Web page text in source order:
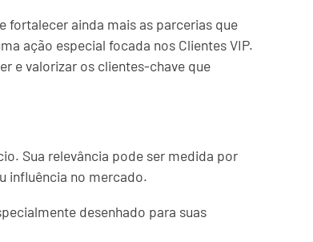
fortalecer ainda mais as parcerias que
ação especial focada nos Clientes VIP.
e valorizar os clientes-chave que
Sua relevância pode ser medida por
influência no mercado.
desenhado para suas